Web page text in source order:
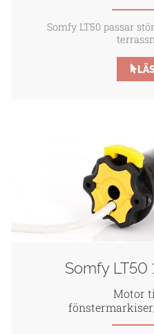
Somfy LT50 passar
Somfy
Motor